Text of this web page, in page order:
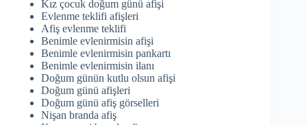
Kız çocuk doğum günü afişi
Evlenme teklifi afişleri
Afiş evlenme teklifi
Benimle evlenirmisin afişi
Benimle evlenirmisin pankartı
Benimle evlenirmisin ilanı
Doğum günün kutlu olsun afişi
Doğum günü afişleri
Doğum günü afiş görselleri
Nişan branda afiş